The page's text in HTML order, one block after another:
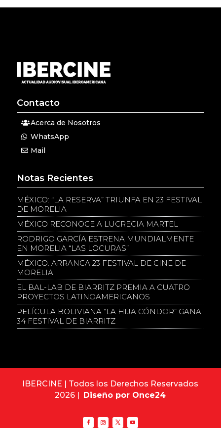
Contacto
Acerca de Nosotros
WhatsApp
Mail
Notas Recientes
MÉXICO: “LA RESERVA” TRIUNFA EN 23 FESTIVAL
DE MORELIA
MÉXICO RECONOCE A LUCRECIA MARTEL
RODRIGO GARCÍA ESTRENA MUNDIALMENTE
EN MORELIA “LAS LOCURAS”
MÉXICO: ARRANCA 23 FESTIVAL DE CINE DE
MORELIA
EL BAL-LAB DE BIARRITZ PREMIA A CUATRO
PROYECTOS LATINOAMERICANOS
PELÍCULA BOLIVIANA “LA HIJA CÓNDOR” GANA
34 FESTIVAL DE BIARRITZ
IBERCINE | Todos los Derechos Reservados
2026 | Diseño por Once24